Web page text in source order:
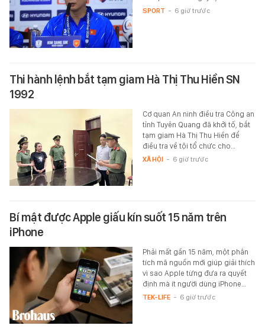
SPORT - 6 giờ trước
Thi hành lệnh bắt tạm giam Hà Thị Thu Hiền SN
1992
Cơ quan An ninh điều tra Công an
tỉnh Tuyên Quang đã khởi tố, bắt
tạm giam Hà Thị Thu Hiền để
điều tra về tội tổ chức cho…
XÃ HỘI - 6 giờ trước
Bí mật được Apple giấu kín suốt 15 năm trên
iPhone
Phải mất gần 15 năm, một phân
tích mã nguồn mới giúp giải thích
vì sao Apple từng đưa ra quyết
định mà ít người dùng iPhone…
TEK-LIFE - 6 giờ trước